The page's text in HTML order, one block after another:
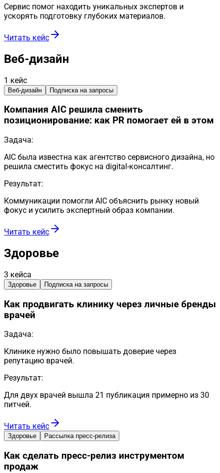
Сервис помог находить уникальных экспертов и
ускорять подготовку глубоких материалов.
Читать кейс
Веб-дизайн
1 кейс
Веб-дизайн Подписка на запросы
Компания AIC решила сменить
позиционирование: как PR помогает ей в этом
Задача:
AIC была известна как агентство сервисного дизайна, но
решила сместить фокус на digital-консалтинг.
Результат:
Коммуникации помогли AIC объяснить рынку новый
фокус и усилить экспертный образ компании.
Читать кейс
Здоровье
3 кейса
Здоровье Подписка на запросы
Как продвигать клинику через личные бренды
врачей
Задача:
Клинике нужно было повышать доверие через
репутацию врачей.
Результат:
Для двух врачей вышла 21 публикация примерно из 30
питчей.
Читать кейс
Здоровье Рассылка пресс-релиза
Как сделать пресс-релиз инструментом
продаж